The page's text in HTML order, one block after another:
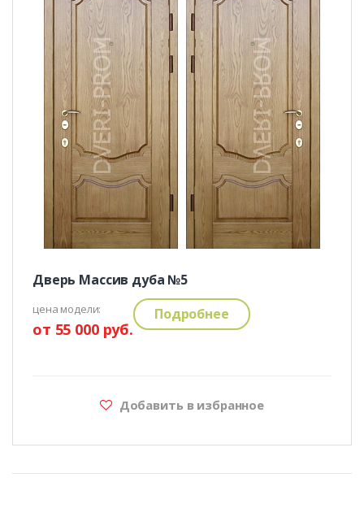
Дверь Массив дуба №5
цена модели:
от 55 000 руб.
Подробнее
Добавить в избранное